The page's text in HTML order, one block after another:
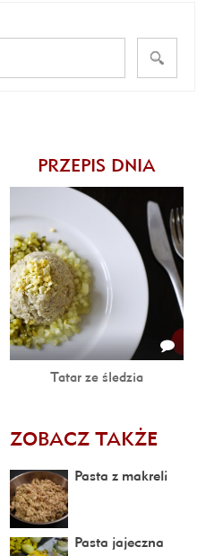
PRZEPIS DNIA
Tatar ze śledzia
ZOBACZ TAKŻE
Pasta z makreli
Pasta jajeczna